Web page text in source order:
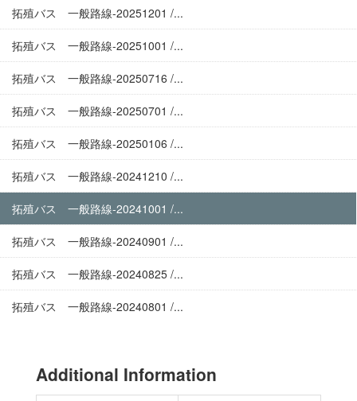
拓殖バス 一般路線-20251201 /...
拓殖バス 一般路線-20251001 /...
拓殖バス 一般路線-20250716 /...
拓殖バス 一般路線-20250701 /...
拓殖バス 一般路線-20250106 /...
拓殖バス 一般路線-20241210 /...
拓殖バス 一般路線-20241001 /...
拓殖バス 一般路線-20240901 /...
拓殖バス 一般路線-20240825 /...
拓殖バス 一般路線-20240801 /...
Additional Information